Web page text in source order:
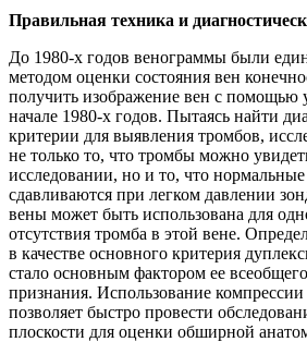
Правильная техника и
До 1980-х годов венограммы были
методом оценки состояния вен
получить изображение вен с помощью
начале 1980-х годов. Пытаясь найти
критерии для выявления тромбов,
не только то, что тромбы можно
исследовании, но и то, что
сдавливаются при легком давлении
вены может быть использована для
отсутствия тромба в этой вене.
в качестве основного критерия
стало основным фактором ее всеобщего
признания. Использование
позволяет быстро провести
плоскости для оценки обширной